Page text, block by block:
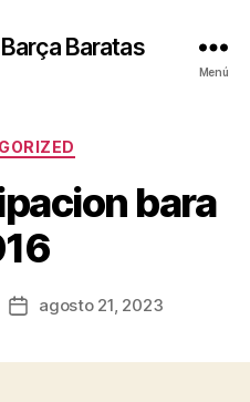
Baratas
Menú
Categorías
bara
Fechaagosto 21, 2023